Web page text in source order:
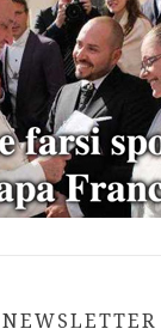
NEWSLETTER